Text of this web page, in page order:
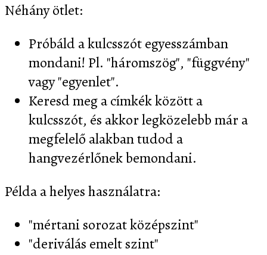
Néhány ötlet:
Próbáld a kulcsszót egyesszámban
mondani! Pl. "háromszög", "függvény"
vagy "egyenlet".
Keresd meg a címkék között a
kulcsszót, és akkor legközelebb már a
megfelelő alakban tudod a
hangvezérlőnek bemondani.
Példa a helyes használatra:
"mértani sorozat középszint"
"deriválás emelt szint"